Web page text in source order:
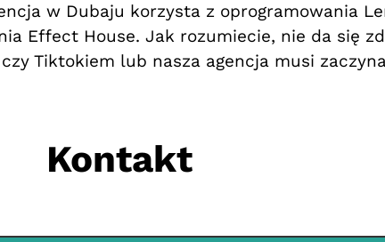
w Dubaju korzysta z oprogramowania
Effect House. Jak rozumiecie, nie da się
Tiktokiem lub nasza agencja musi
Kontakt